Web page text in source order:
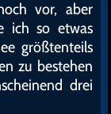
vor, aber
ich so etwas
größtenteils
zu bestehen
drei